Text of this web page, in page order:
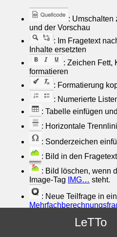
: Umschalten
und der Vorschau
: Im Fragetext
Inhalte ersetzten
: Zeichen Fett,
formatieren
: Formatierung
: Numerierte
: Tabelle einfügen
: Horizontale
: Sonderzeichen
: Bild in den
: Bild löschen, wenn
Image-Tag
IMG… steht.
: Neue Teilfrage in
: Teilfrage löschen,
LeTTo